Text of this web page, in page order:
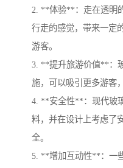
2. **体验**：走在透明
行走的感觉，带来一定
游客。
3. **提升旅游价值**：
施，可以吸引更多游客
4. **安全性**：现代玻
料，并在设计上考虑了
全。
5. **增加互动性**：一